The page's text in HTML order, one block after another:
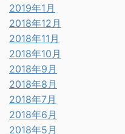
2019年1月
2018年12月
2018年11月
2018年10月
2018年9月
2018年8月
2018年7月
2018年6月
2018年5月